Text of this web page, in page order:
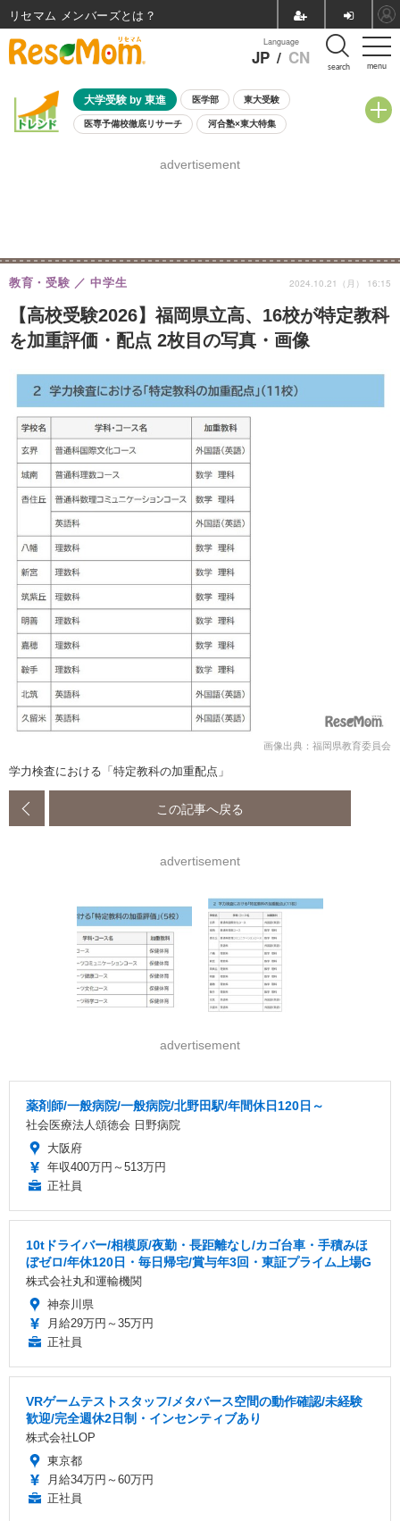
menu
Language
JP / CN search
大学受験 by 東進 医学部 東大受験
医専予備校徹底リサーチ 河合塾×東大特集
8月開催学校説明会・相談会
advertisement
【高校受験2026】福岡県立高、16校が特定教科
を加重評価・配点 2枚目の写真・画像
教育・受験 中学生 2024.10.21（月） 16:15
画像出典：福岡県教育委員会
学力検査における「特定教科の加重配点」
この記事へ戻る
advertisement
advertisement
薬剤師/一般病院/一般病院/北野田駅/年間休日120日～
社会医療法人頌徳会 日野病院
大阪府
年収400万円～513万円
正社員
10tドライバー/相模原/夜勤・長距離なし/カゴ台車・手積みほ
ぼゼロ/年休120日・毎日帰宅/賞与年3回・東証プライム上場G
株式会社丸和運輸機関
神奈川県
月給29万円～35万円
正社員
VRゲームテストスタッフ/メタバース空間の動作確認/未経験
歓迎/完全週休2日制・インセンティブあり
株式会社LOP
東京都
月給34万円～60万円
正社員
リセマム メンバーズ